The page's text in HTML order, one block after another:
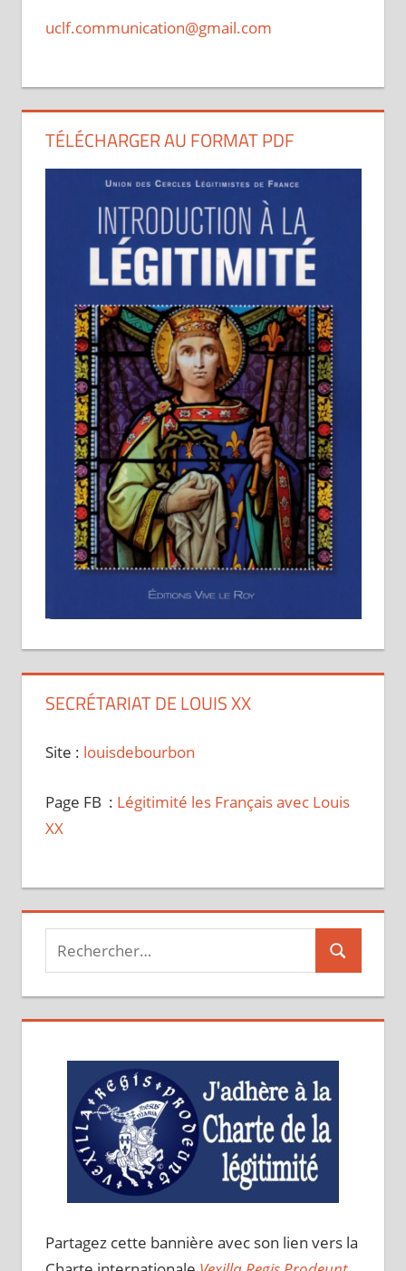
uclf.communication@gmail.com
TÉLÉCHARGER AU FORMAT PDF
SECRÉTARIAT DE LOUIS XX
Site : louisdebourbon
Page FB : Légitimité les Français avec Louis
XX
Recherche
pour :
Partagez cette bannière avec son lien vers la